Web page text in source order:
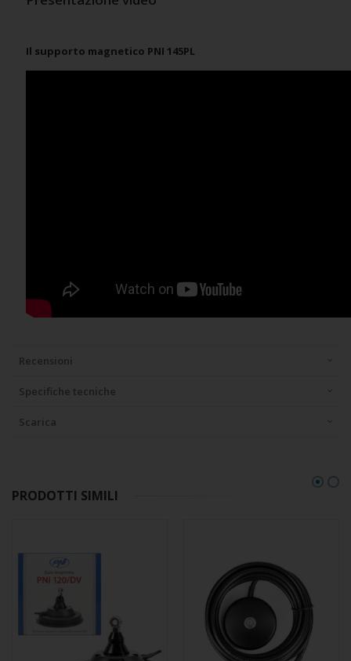
Il supporto magnetico PNI 145PL
Recensioni
Specifiche tecniche
Scarica
PRODOTTI SIMILI